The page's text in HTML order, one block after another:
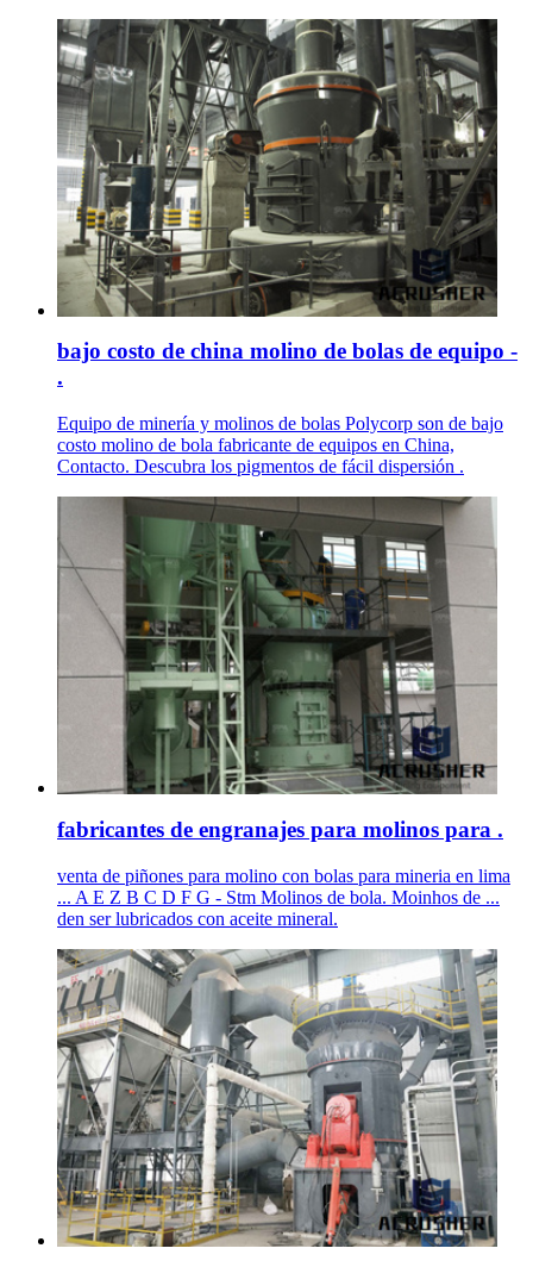
bajo costo de china molino de bolas de equipo -
.
Equipo de minería y molinos de bolas Polycorp son de bajo
costo molino de bola fabricante de equipos en China,
Contacto. Descubra los pigmentos de fácil dispersión .
fabricantes de engranajes para molinos para .
venta de piñones para molino con bolas para mineria en lima
... A E Z B C D F G - Stm Molinos de bola. Moinhos de ...
den ser lubricados con aceite mineral.